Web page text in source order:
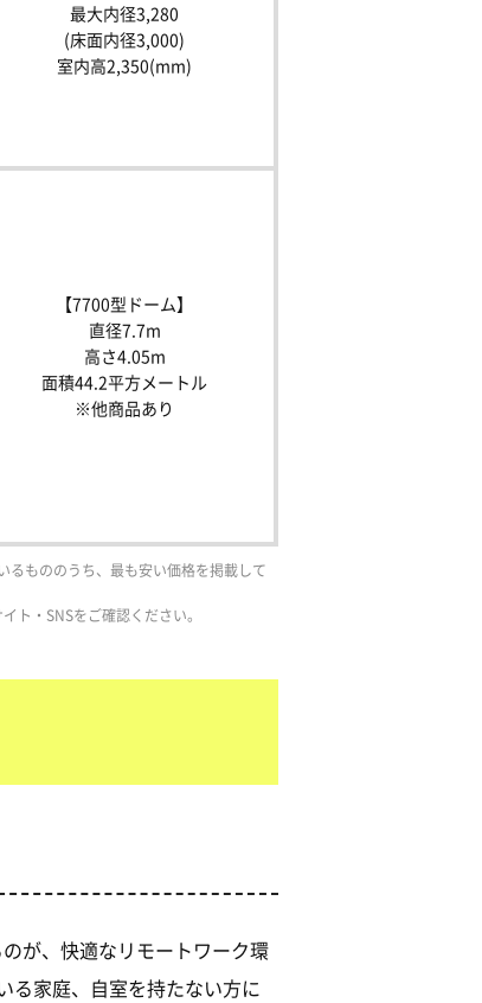
最大内径3,280
(床面内径3,000)
室内高2,350(mm)
【7700型ドーム】
直径7.7m
高さ4.05m
面積44.2平方メートル
※他商品あり
もののうち、最も安い価格を掲載して
ト・SNSをご確認ください。
が、快適なリモートワーク環
る家庭、自室を持たない方に